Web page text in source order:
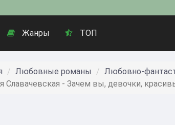
Жанры ТОП
Любовные романы
Любовно-
Славачевская - Зачем вы, девочки,